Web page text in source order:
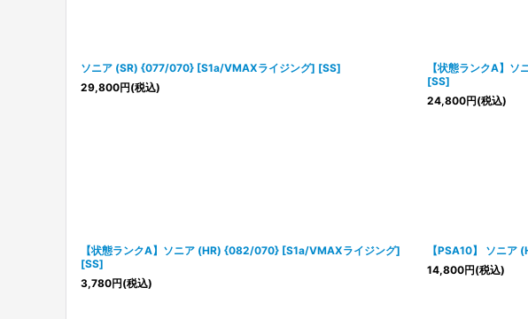
ソニア (SR) {077/070} [S1a/VMAXライジング] [SS]
29,800円(税込)
【状態ランクA】
[SS]
24,800円(税込)
【状態ランクA】ソニア (HR) {082/070} [S1a/VMAXライジング]
[SS]
3,780円(税込)
【PSA10】 ソニ
14,800円(税込)